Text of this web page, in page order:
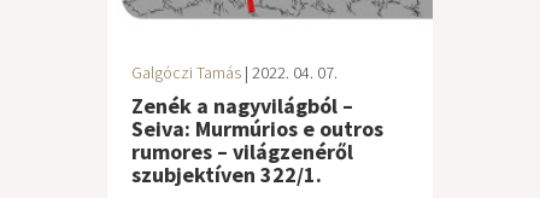
Galgóczi Tamás | 2022. 04. 07.
Zenék a nagyvilágból –
Seiva: Murmúrios e outros
rumores – világzenéről
szubjektíven 322/1.